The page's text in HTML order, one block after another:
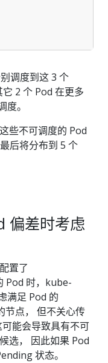
调度到这 3 个
2 个 Pod 在更多
。
些不可调度的 Pod
后将分布到 5 个
偏差时考虑
置了
Pod 时，kube-
满足 Pod 的
点， 但不关心传
能会导致具有不可
选， 因此如果 Pod
状态。